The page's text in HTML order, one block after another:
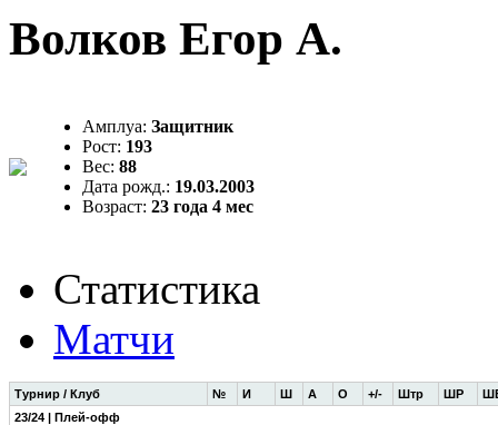
Волков Егор А.
Амплуа: Защитник
Рост: 193
Вес: 88
Дата рожд.: 19.03.2003
Возраст: 23 года 4 мес
Статистика
Матчи
Турнир / Клуб № И Ш А О +/- Штр ШР
23/24 | Плей-офф